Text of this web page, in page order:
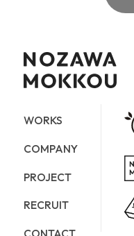
WORKS
COMPANY
PROJECT
RECRUIT